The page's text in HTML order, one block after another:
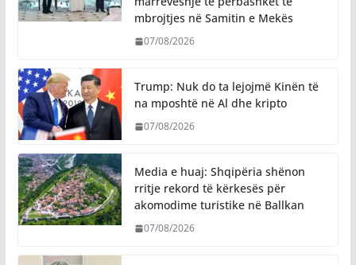
mbrojtjes në Samitin e Mekës
07/08/2026
Trump: Nuk do ta lejojmë Kinën të
na mposhtë në Al dhe kripto
07/08/2026
Media e huaj: Shqipëria shënon
rritje rekord të kërkesës për
akomodime turistike në Ballkan
07/08/2026